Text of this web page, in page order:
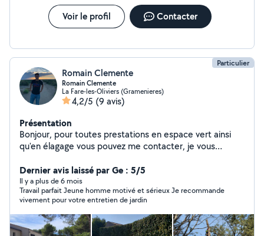
Voir le profil Contacter
Particulier
Romain Clemente
Romain Clemente
La Fare-les-Oliviers (Gramenieres)
4,2/5 (9 avis)
Présentation
Bonjour, pour toutes prestations en espace vert ainsi
qu'en élagage vous pouvez me contacter, je vous
titulaire d'un certificat de spécialisation arboriste
élagueur et vous propose des tarifs très compétitifs par
rapport à ceux des entreprises. Outillé,véhiculé et
motivé pour accomplir vos projets contactez-moi
quelques soient vos projets de chantier. À très vite !
Dernier avis laissé par Ge : 5/5
Il y a plus de 6 mois
Travail parfait Jeune homme motivé et sérieux Je recommande
vivement pour votre entretien de jardin